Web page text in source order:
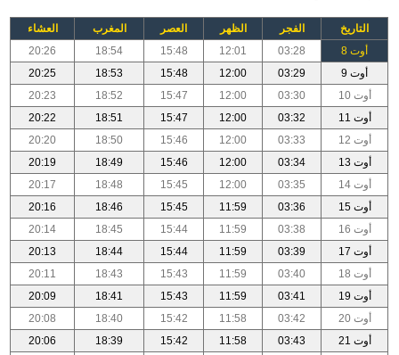
التاريخ الفجر الظهر العصر المغرب
العشاء
أوت 8
03:28
12:01
15:48
18:54
20:26
أوت 9
03:29
12:00
15:48
18:53
20:25
أوت 10
03:30
12:00
15:47
18:52
20:23
أوت 11
03:32
12:00
15:47
18:51
20:22
أوت 12
03:33
12:00
15:46
18:50
20:20
أوت 13
03:34
12:00
15:46
18:49
20:19
أوت 14
03:35
12:00
15:45
18:48
20:17
أوت 15
03:36
11:59
15:45
18:46
20:16
أوت 16
03:38
11:59
15:44
18:45
20:14
أوت 17
03:39
11:59
15:44
18:44
20:13
أوت 18
03:40
11:59
15:43
18:43
20:11
أوت 19
03:41
11:59
15:43
18:41
20:09
أوت 20
03:42
11:58
15:42
18:40
20:08
أوت 21
03:43
11:58
15:42
18:39
20:06